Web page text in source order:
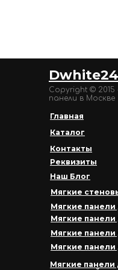
Мягкие панели
Мягкие
Мягкие панели
Мягкие панели
Мягкие панели
Мягкие панели
Главная
Каталог
Контакты
Реквизиты
Наш Блог
Copyright ©
панели в Москве
Dwhite24